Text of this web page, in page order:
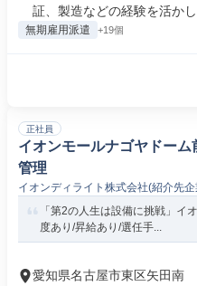
証、製造などの経験を活かし
無期雇用派遣 +19個
正社員
イオンモールナゴヤドー
管理
イオンディライト株式会社(紹介先
「第2の人生は設備に挑戦」イ
度あり/昇給あり/選任手...
愛知県名古屋市東区矢田南